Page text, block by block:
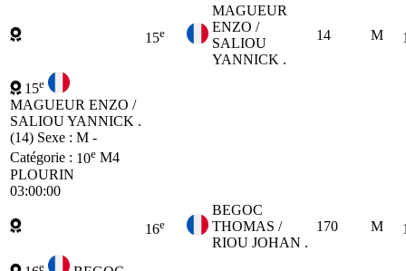
15e
MAGUEUR
ENZO /
SALIOU
YANNICK .
14 M
15e
MAGUEUR ENZO /
SALIOU YANNICK .
(14) Sexe : M -
Catégorie : 10e M4
PLOURIN
03:00:00
16e
BEGOC
THOMAS /
RIOU JOHAN .
170 M
e